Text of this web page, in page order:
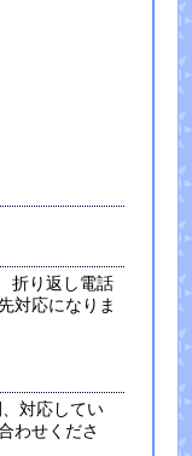
り返し電話
対応になりま
対応してい
わせくださ